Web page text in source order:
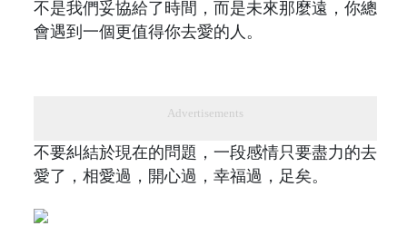
不是我們妥協給了時間，而是未來那麼遠，你總
會遇到一個更值得你去愛的人。
Advertisements
不要糾結於現在的問題，一段感情只要盡力的去
愛了，相愛過，開心過，幸福過，足矣。